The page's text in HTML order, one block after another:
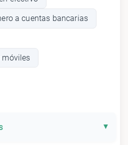
a cuentas bancarias
móviles